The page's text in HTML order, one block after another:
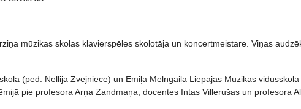
mūzikas skolas klavierspēles skolotāja un koncertmeistare. Viņas
(ped. Nellija Zvejniece) un Emiļa Melngaiļa Liepājas Mūzikas
pie profesora Arņa Zandmaņa, docentes Intas Villerušas un profesora